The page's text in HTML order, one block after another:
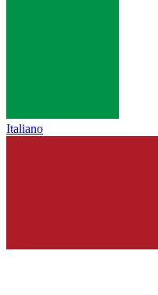
Italiano